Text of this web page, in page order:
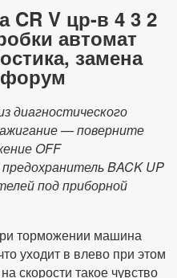
CR V цр-в 4 3 2
автомат
замена
форум
диагностического
— поверните
OFF
BACK UP
под приборной
торможении машина
уходит в влево при этом
скорости такое чувство